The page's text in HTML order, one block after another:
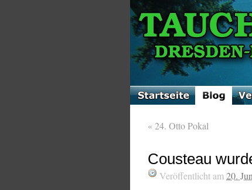
«24. Otto Pokal
Cousteau
Veröffentlicht am 20.